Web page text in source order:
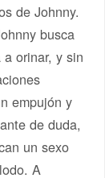
de Johnny.
busca
orinar, y sin
empujón y
de duda,
un sexo
A